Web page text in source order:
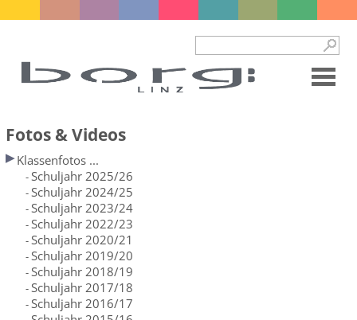
Fotos & Videos
Klassenfotos ...
-Schuljahr 2025/26
-Schuljahr 2024/25
-Schuljahr 2023/24
-Schuljahr 2022/23
-Schuljahr 2020/21
-Schuljahr 2019/20
-Schuljahr 2018/19
-Schuljahr 2017/18
-Schuljahr 2016/17